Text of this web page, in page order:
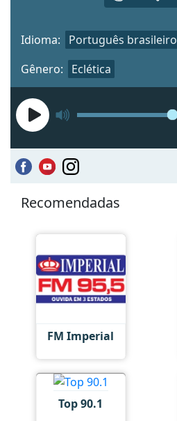
Gênero: Eclética
Idioma: Português brasileiro
Recomendadas
FM Imperial
Top 90.1